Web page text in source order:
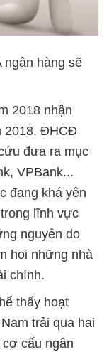
ngân hàng sẽ
2018 nhận
2018. ĐHCĐ
đưa ra mục
VPBank...
đang khá yên
lĩnh vực
nguyên do
hoi những nhà
chính.
thấy hoạt
trải qua hai
cấu ngân